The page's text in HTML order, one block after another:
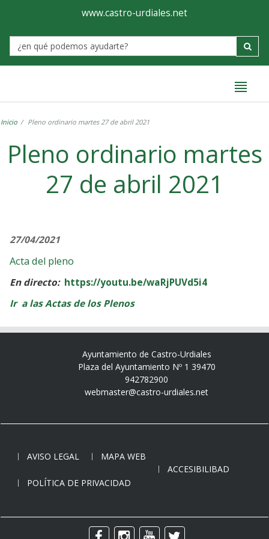
Ayuntamiento
de
Castro-
www.castro-urdiales.net
Label
Inicio Pleno ordinario martes 27 de abril 2021
Pleno ordinario martes
27 de abril 2021
27/04/2021
Acta del pleno
En directo: https://youtu.be/waRjPUVd5i4
Ir a las Actas de los Plenos
Ayuntamiento de Castro-Urdiales
Plaza del Ayuntamiento Nº 1 39470
942782900
webmaster@castro-urdiales.net
AVISO LEGAL
MAPA WEB
ACCESIBILIBAD
POLÍTICA DE PRIVACIDAD